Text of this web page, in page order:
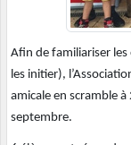
Afin de familiariser les
les initier),
amicale en scramble
septembre.